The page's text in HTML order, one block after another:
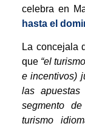
celebra en
hasta el
La concejala
que“el
e incentivos)
las
segmento
turismo